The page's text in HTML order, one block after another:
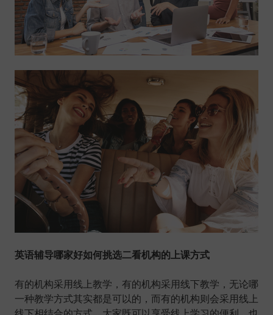
英语辅导哪家好如何挑选二看机构的上课方式
有的机构采用线上教学，有的机构采用线下教学，无论哪
一种教学方式其实都是可以的，而有的机构则会采用线上